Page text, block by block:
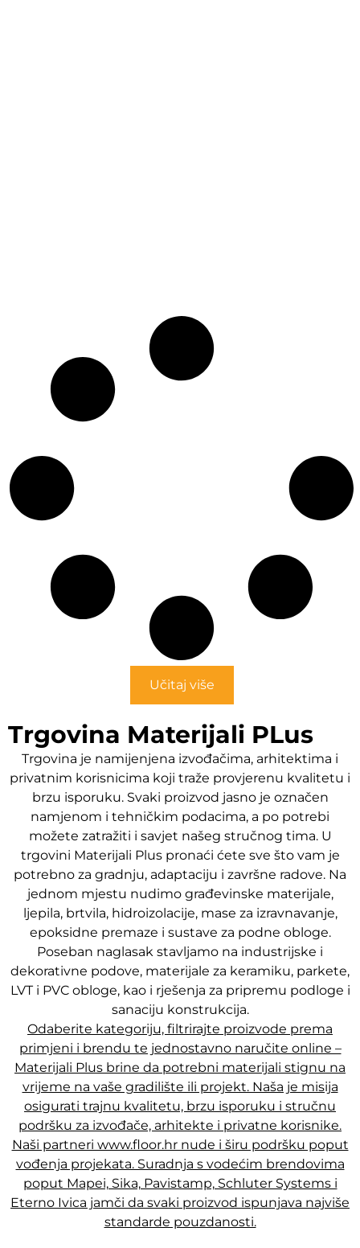
Učitaj više
Trgovina Materijali PLus
Trgovina je namijenjena izvođačima, arhitektima i
privatnim korisnicima koji traže provjerenu kvalitetu i
brzu isporuku. Svaki proizvod jasno je označen
namjenom i tehničkim podacima, a po potrebi
možete zatražiti i savjet našeg stručnog tima. U
trgovini Materijali Plus pronaći ćete sve što vam je
potrebno za gradnju, adaptaciju i završne radove. Na
jednom mjestu nudimo građevinske materijale,
ljepila, brtvila, hidroizolacije, mase za izravnavanje,
epoksidne premaze i sustave za podne obloge.
Poseban naglasak stavljamo na industrijske i
dekorativne podove, materijale za keramiku, parkete,
LVT i PVC obloge, kao i rješenja za pripremu podloge i
sanaciju konstrukcija.
Odaberite kategoriju, filtrirajte proizvode prema
primjeni i brendu te jednostavno naručite online –
Materijali Plus brine da potrebni materijali stignu na
vrijeme na vaše gradilište ili projekt. Naša je misija
osigurati trajnu kvalitetu, brzu isporuku i stručnu
podršku za izvođače, arhitekte i privatne korisnike.
Naši partneri www.floor.hr nude i širu podršku poput
vođenja projekata. Suradnja s vodećim brendovima
poput Mapei, Sika, Pavistamp, Schluter Systems i
Eterno Ivica jamči da svaki proizvod ispunjava najviše
standarde pouzdanosti.